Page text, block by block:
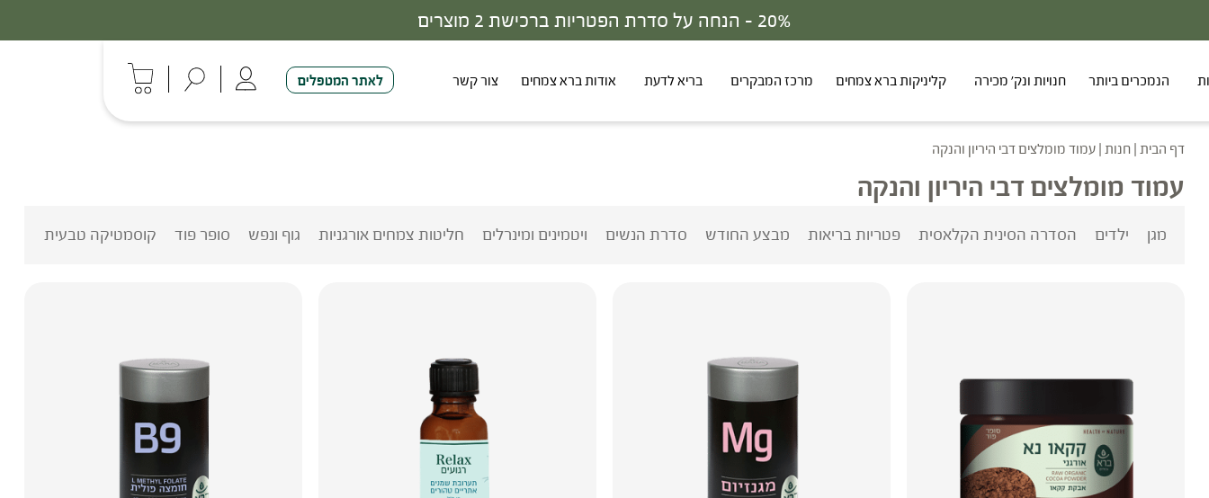
30% - הנחה על סדרת הפטריות ברכישת 3 מוצרים
הנמכרים ביותר חנויות ונק' מכירה קליניקות ברא צמחים מרכז המבקרים בריא לדעת אודות ברא צמחים צור קשר לאתר המטפלים
דף הבית | חנות | עמוד מומלצים דבי היריון והנקה
עמוד מומלצים דבי היריון והנקה
מגן ילדים הסדרה הסינית הקלאסית פטריות בריאות מבצע החודש סדרת הנשים ויטמינים ומינרלים חליטות צמחים אורגניות גוף ונפש סופר פוד קוסמטיקה טבעית